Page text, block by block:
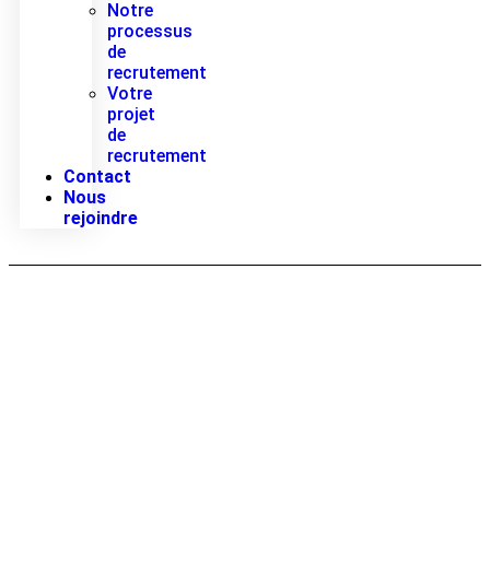
Notre
processus
de
recrutement
Votre
projet
de
recrutement
Contact
Nous
rejoindre